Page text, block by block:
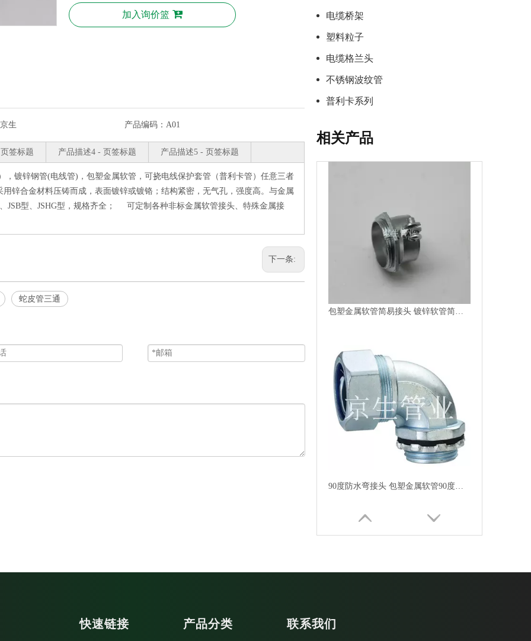
加入询价篮
京生 产品编码： A01
签标题 产品描述4 - 页签标题 产品描述5 - 页签标题
，镀锌钢管(电线管)，包塑金属软管，可挠电线保护套管（普利卡管）任意三者
锌合金材料压铸而成，表面镀锌或镀铬；结构紧密，无气孔，强度高。与金属
JSB型、JSHG型，规格齐全； 可定制各种非标金属软管接头、特殊金属接
下一条:
蛇皮管三通
电缆桥架
塑料粒子
电缆格兰头
不锈钢波纹管
普利卡系列
相关产品
90度防水弯接头 包塑金属软管90度弯头 金属弯头
重型包塑金属软管外丝盒接头 DPJ锌合金端式接头 锌合金外螺纹箱接头
快速链接 产品分类 联系我们